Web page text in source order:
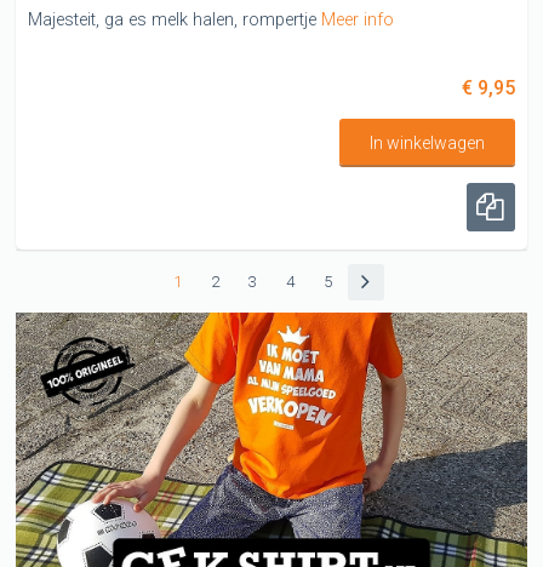
Majesteit, ga es melk halen, rompertje Meer info
€ 9,95
In winkelwagen
1 2 3 4 5